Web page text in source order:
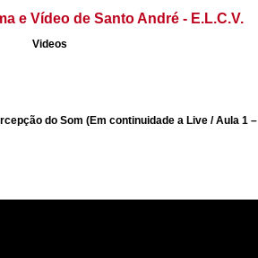
e Vídeo de Santo André - E.L.C.V.
Videos
do Som (Em continuidade a Live / Aula 1 –